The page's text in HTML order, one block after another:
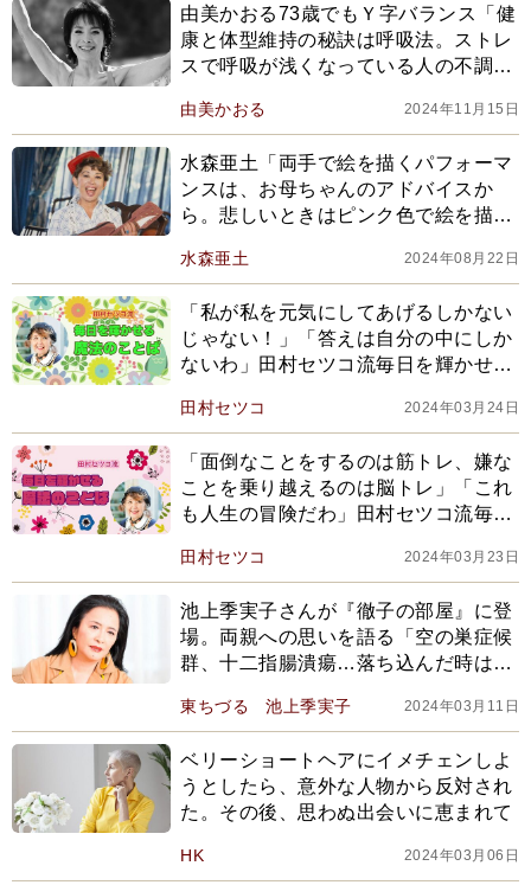
由美かおる73歳でもＹ字バランス「健
康と体型維持の秘訣は呼吸法。ストレ
スで呼吸が浅くなっている人の不調
を」
由美かおる 2024年11月15日
水森亜土「両手で絵を描くパフォーマ
ンスは、お母ちゃんのアドバイスか
ら。悲しいときはピンク色で絵を描い
が幸せ」
水森亜土 2024年08月22日
「私が私を元気にしてあげるしかない
じゃない！」「答えは自分の中にしか
ないわ」田村セツコ流毎日を輝かせる
田村セツコ 2024年03月24日
「面倒なことをするのは筋トレ、嫌な
ことを乗り越えるのは脳トレ」「これ
も人生の冒険だわ」田村セツコ流毎日
田村セツコ 2024年03月23日
池上季実子さんが『徹子の部屋』に登
場。両親への思いを語る「空の巣症候
群、十二指腸潰瘍…落ち込んだ時は、
東ちづる 池上季実子 2024年03月11日
ベリーショートヘアにイメチェンしよ
うとしたら、意外な人物から反対され
た。その後、思わぬ出会いに恵まれて
HK 2024年03月06日